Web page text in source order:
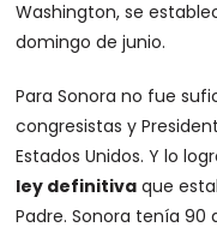
Washington, se
domingo de junio.
Para Sonora no fue
congresistas y
Estados Unidos. Y lo
ley definitiva que
Padre. Sonora tenía 90